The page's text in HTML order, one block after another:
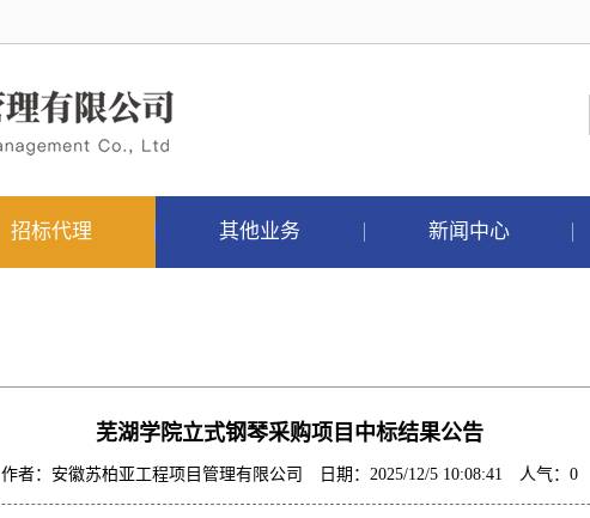
招标代理 其他业务 新闻中心
芜湖学院立式钢琴采购项目中标结果公告
作者：安徽苏柏亚工程项目管理有限公司 日期：2025/12/5 10:08:41 人气： 0